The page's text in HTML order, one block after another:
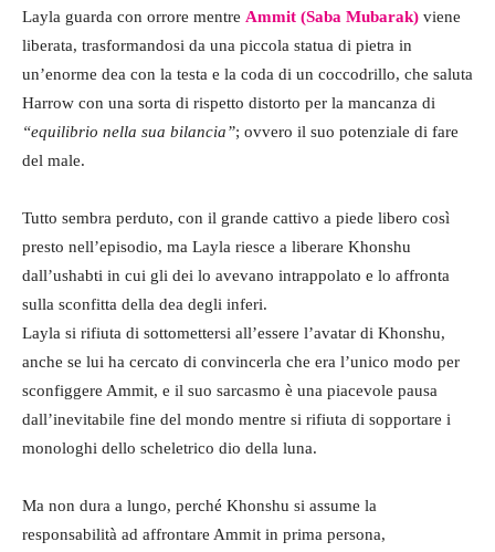
Layla guarda con orrore mentre Ammit (Saba Mubarak) viene
liberata, trasformandosi da una piccola statua di pietra in
un’enorme dea con la testa e la coda di un coccodrillo, che saluta
Harrow con una sorta di rispetto distorto per la mancanza di
“equilibrio nella sua bilancia”; ovvero il suo potenziale di fare
del male.
Tutto sembra perduto, con il grande cattivo a piede libero così
presto nell’episodio, ma Layla riesce a liberare Khonshu
dall’ushabti in cui gli dei lo avevano intrappolato e lo affronta
sulla sconfitta della dea degli inferi.
Layla si rifiuta di sottomettersi all’essere l’avatar di Khonshu,
anche se lui ha cercato di convincerla che era l’unico modo per
sconfiggere Ammit, e il suo sarcasmo è una piacevole pausa
dall’inevitabile fine del mondo mentre si rifiuta di sopportare i
monologhi dello scheletrico dio della luna.
Ma non dura a lungo, perché Khonshu si assume la
responsabilità ad affrontare Ammit in prima persona,